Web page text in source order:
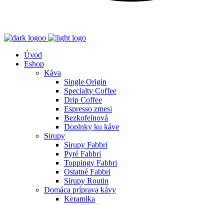
Úvod
Eshop
Káva
Single Origin
Specialty Coffee
Drip Coffee
Espresso zmesi
Bezkofeinová
Doplnky ku káve
Sirupy
Sirupy Fabbri
Pyré Fabbri
Toppingy Fabbri
Ostatné Fabbri
Sirupy Routin
Domáca príprava kávy
Keramika